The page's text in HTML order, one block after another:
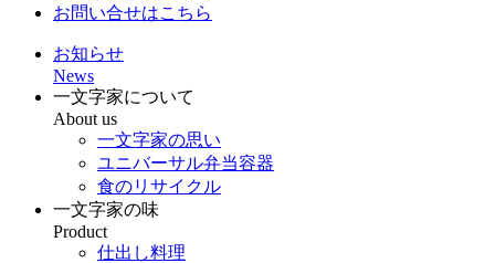
お問い合せはこちら
お知らせ
News
一文字家について
About us
一文字家の思い
ユニバーサル弁当容器
食のリサイクル
一文字家の味
Product
仕出し料理